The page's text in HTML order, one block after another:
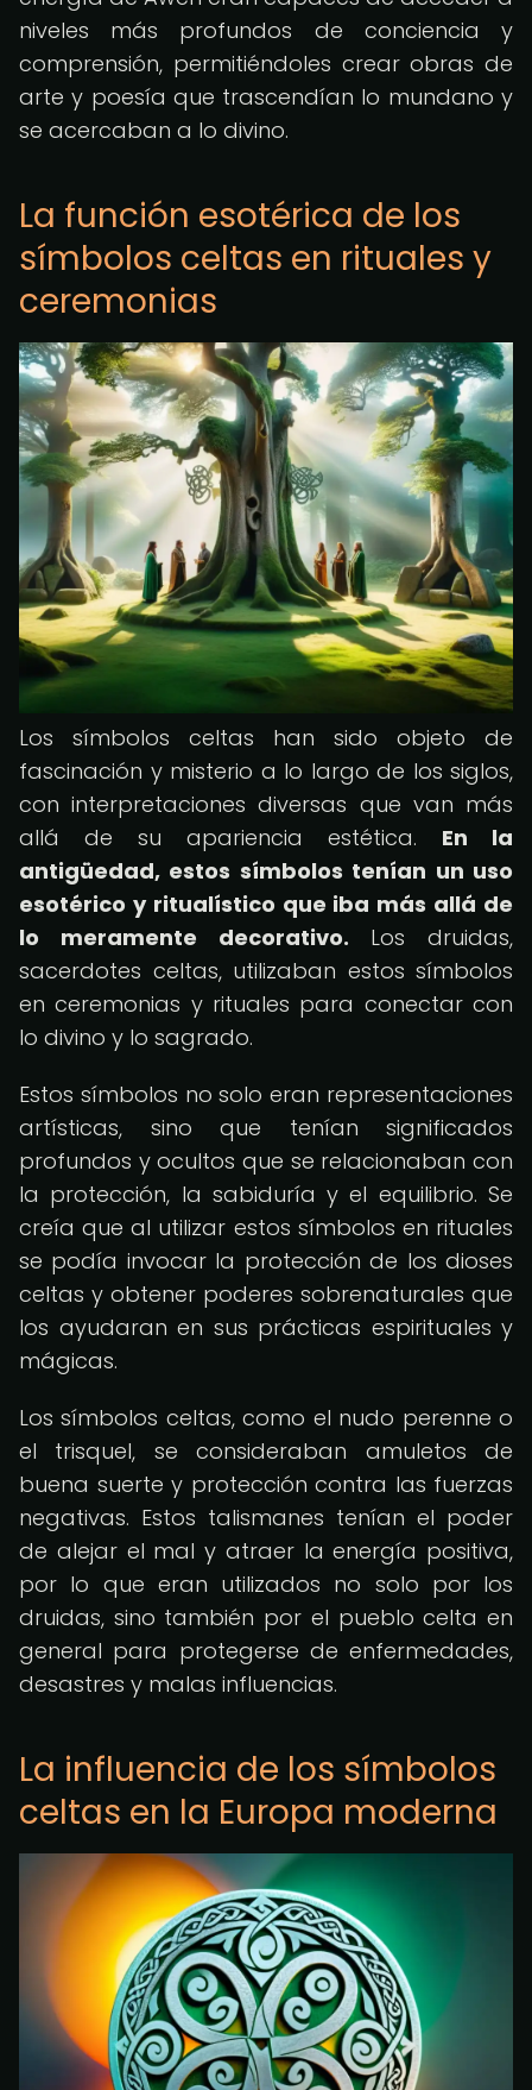
niveles más profundos de conciencia y
comprensión, permitiéndoles crear obras de
arte y poesía que trascendían lo mundano y
se acercaban a lo divino.
La función esotérica de los
símbolos celtas en rituales y
ceremonias
Los símbolos celtas han sido objeto de
fascinación y misterio a lo largo de los siglos,
con interpretaciones diversas que van más
allá de su apariencia estética. En la
antigüedad, estos símbolos tenían un uso
esotérico y ritualístico que iba más allá de
lo meramente decorativo. Los druidas,
sacerdotes celtas, utilizaban estos símbolos
en ceremonias y rituales para conectar con
lo divino y lo sagrado.
Estos símbolos no solo eran representaciones
artísticas, sino que tenían significados
profundos y ocultos que se relacionaban con
la protección, la sabiduría y el equilibrio. Se
creía que al utilizar estos símbolos en rituales
se podía invocar la protección de los dioses
celtas y obtener poderes sobrenaturales que
los ayudaran en sus prácticas espirituales y
mágicas.
Los símbolos celtas, como el nudo perenne o
el trisquel, se consideraban amuletos de
buena suerte y protección contra las fuerzas
negativas. Estos talismanes tenían el poder
de alejar el mal y atraer la energía positiva,
por lo que eran utilizados no solo por los
druidas, sino también por el pueblo celta en
general para protegerse de enfermedades,
desastres y malas influencias.
La influencia de los símbolos
celtas en la Europa moderna